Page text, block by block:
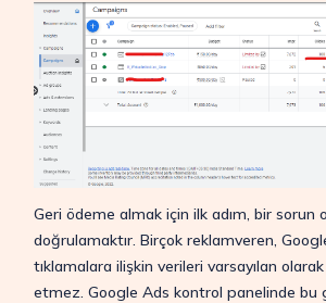
Geri ödeme almak için ilk adım, bir sorun
doğrulamaktır. Birçok reklamveren,
tıklamalara ilişkin verileri varsayılan
etmez. Google Ads kontrol panelinde bu